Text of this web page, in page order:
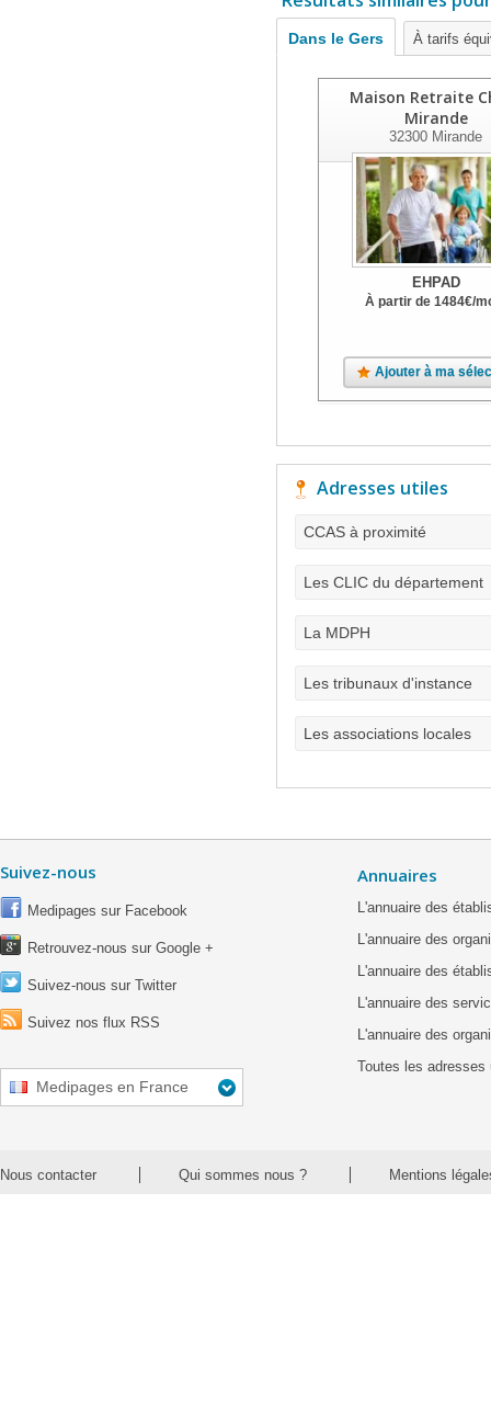
Dans le Gers À tarifs
Maison Retraite
Mirande
32300 Mirande
EHPAD
À partir de 1484€/
Ajouter à ma
Adresses utiles
CCAS à proximité
Les CLIC du département
La MDPH
Les tribunaux d'instance
Les associations locales
Suivez-nous
Medipages sur Facebook
Retrouvez-nous sur Google +
Suivez-nous sur Twitter
Suivez nos flux RSS
Medipages en France
Annuaires
L'annuaire des
L'annuaire des
L'annuaire des
L'annuaire des
L'annuaire des
Toutes les adresses
Nous contacter Qui sommes nous ? Mentions